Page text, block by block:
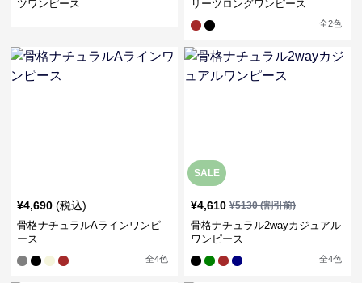
ツワンピース
リーツロングワンピース
全2色
¥4,690 (税込)
骨格ナチュラルAラインワンピ
ース
全4色
SALE
¥4,610 ¥5130(割引前)
骨格ナチュラル2wayカジュアル
ワンピース
全4色